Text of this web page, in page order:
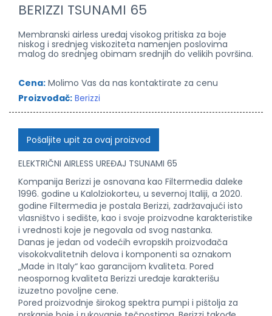
BERIZZI TSUNAMI 65
Membranski airless uređaj visokog pritiska za boje
niskog i srednjeg viskoziteta namenjen poslovima
malog do srednjeg obimam srednjih do velikih površina.
Cena: Molimo Vas da nas kontaktirate za cenu
Proizvođač: Berizzi
Pošaljite upit za ovaj proizvod
ELEKTRIČNI AIRLESS UREĐAJ TSUNAMI 65
Kompanija Berizzi je osnovana kao Filtermedia daleke
1996. godine u Kalolziokorteu, u severnoj Italiji, a 2020.
godine Filtermedia je postala Berizzi, zadržavajući isto
vlasništvo i sedište, kao i svoje proizvodne karakteristike
i vrednosti koje je negovala od svog nastanka.
Danas je jedan od vodećih evropskih proizvođača
visokokvalitetnih delova i komponenti sa oznakom
„Made in Italy“ kao garancijom kvaliteta. Pored
neospornog kvaliteta Berizzi uređaje karakterišu
izuzetno povoljne cene.
Pored proizvodnje širokog spektra pumpi i pištolja za